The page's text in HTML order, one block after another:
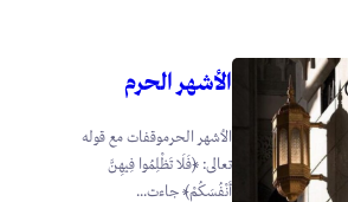
الأشهر الحرم
الأشهر الحرموقفات مع قوله
تعالى: ﴿فَلَا تَظْلِمُوا فِيهِنَّ
أَنْفُسَكُمْ﴾ جاءت...